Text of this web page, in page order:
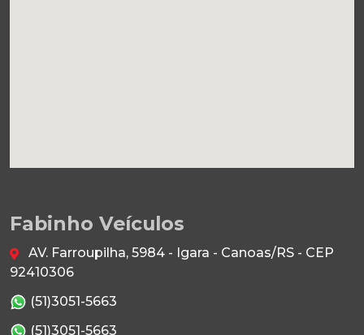
Fabinho Veículos
AV. Farroupilha, 5984 - Igara - Canoas/RS - CEP
92410306
(51)3051-5663
(51)3051-5663